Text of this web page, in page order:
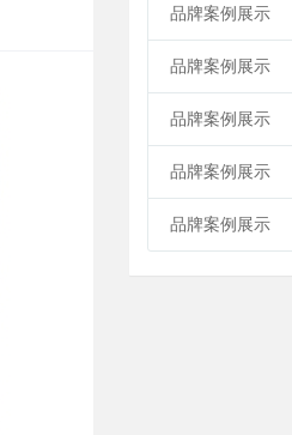
品牌案例展示
品牌案例展示
品牌案例展示
品牌案例展示
品牌案例展示